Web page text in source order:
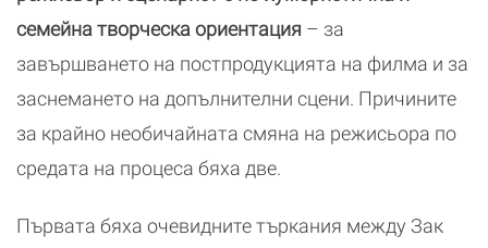
семейна творческа ориентация – за
завършването на постпродукцията на филма и за
заснемането на допълнителни сцени. Причините
за крайно необичайната смяна на режисьора по
средата на процеса бяха две.
Първата бяха очевидните търкания между Зак